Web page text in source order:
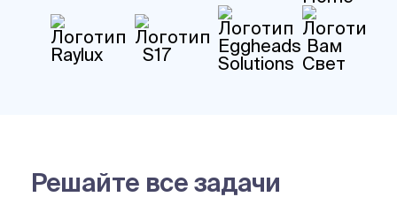
Решайте все задачи